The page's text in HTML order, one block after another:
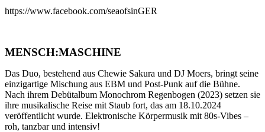
https://www.facebook.com/seaofsinGER
MENSCH:MASCHINE
Das Duo, bestehend aus Chewie Sakura und DJ Moers, bringt seine
einzigartige Mischung aus EBM und Post-Punk auf die Bühne.
Nach ihrem Debütalbum Monochrom Regenbogen (2023) setzen sie
ihre musikalische Reise mit Staub fort, das am 18.10.2024
veröffentlicht wurde. Elektronische Körpermusik mit 80s-Vibes –
roh, tanzbar und intensiv!